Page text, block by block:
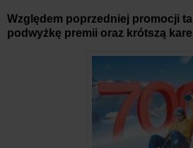
Względem poprzedniej promocji
podwyżkę premii oraz krótszą